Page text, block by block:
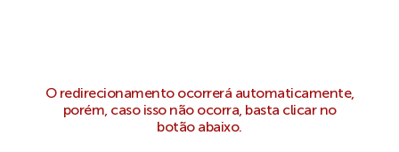
O redirecionamento ocorrerá automaticamente,
porém, caso isso não ocorra, basta clicar no
botão abaixo.